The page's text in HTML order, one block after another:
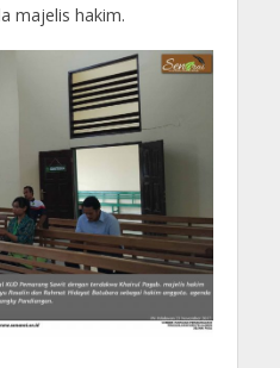
majelis hakim.